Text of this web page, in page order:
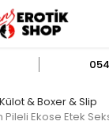
& Boxer & Slip
Ekose Etek